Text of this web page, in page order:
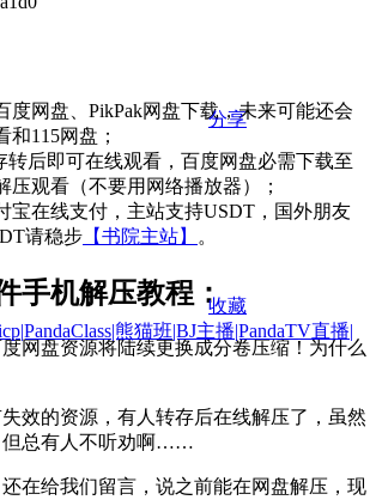
度网盘、PikPak网盘下载，未来可能还会
和115网盘；
转后即可在线观看，百度网盘必需下载至
压观看（不要用网络播放器）；
宝在线支付，主站支持USDT，国外朋友
请稳步 【书院主站】 。
手机解压教程：
网盘资源将陆续更换成分卷压缩！为什么
效的资源，有人转存后在线解压了，虽然
但总有人不听劝啊……
在给我们留言，说之前能在网盘解压，现
分享
收藏